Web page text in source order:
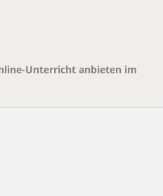
Unterricht anbieten im